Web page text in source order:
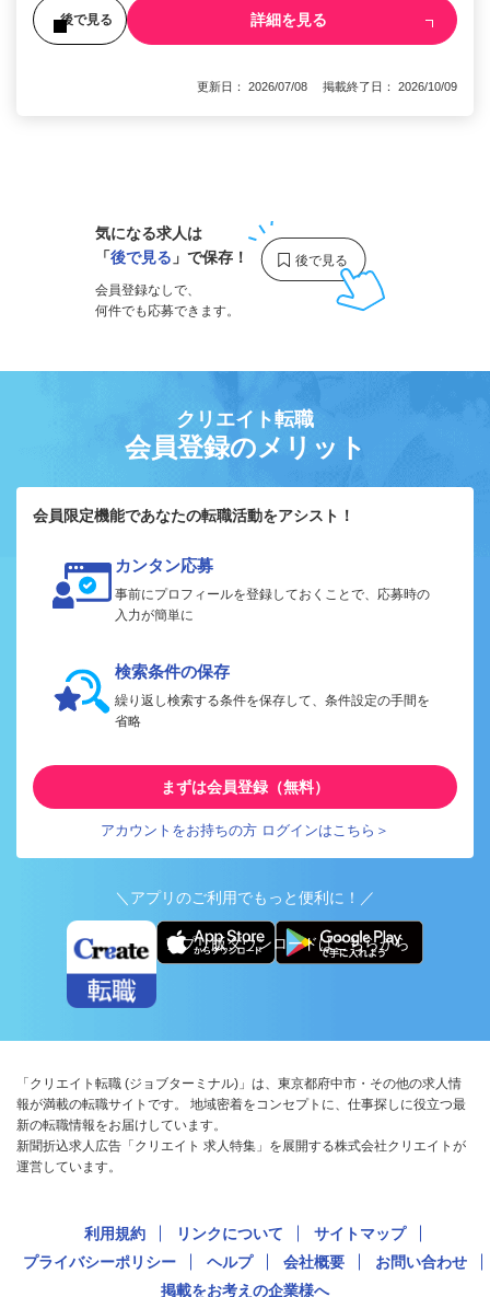
後で見る 詳細を見る
更新日： 2026/07/08 掲載終了日： 2026/10/09
気になる求人は
「後で見る 」で保存！
会員登録なしで、
何件でも応募できます。
クリエイト転職
会員登録のメリット
会員限定機能であなたの転職活動をアシスト！
カンタン応募
事前にプロフィールを登録しておくことで、応募時の
入力が簡単に
検索条件の保存
繰り返し検索する条件を保存して、条件設定の手間を
省略
まずは会員登録（無料）
アカウントをお持ちの方 ログインはこちら＞
＼アプリのご利用でもっと便利に！／
アプリ版ダウンロードはこちらから
「クリエイト転職 (ジョブターミナル)」は、東京都府中市・その他の求人情
報が満載の転職サイトです。 地域密着をコンセプトに、仕事探しに役立つ最
新の転職情報をお届けしています。
新聞折込求人広告「クリエイト 求人特集」を展開する株式会社クリエイトが
運営しています。
利用規約 リンクについて
サイトマップ
プライバシーポリシー
ヘルプ 会社概要
お問い合わせ
掲載をお考えの企業様へ